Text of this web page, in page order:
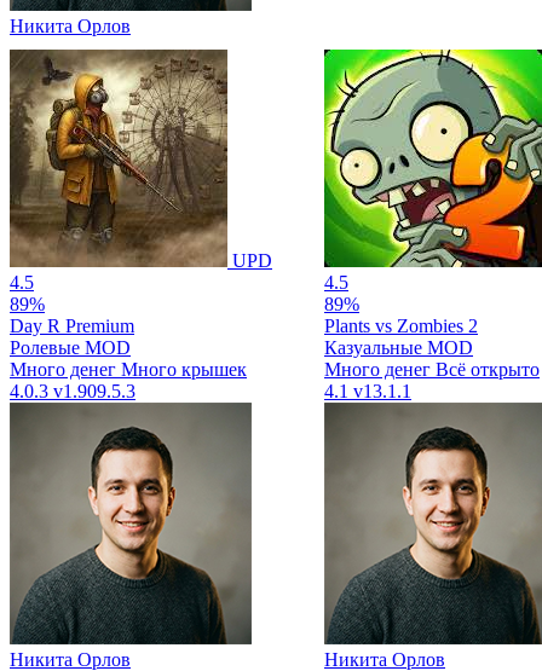
Никита Орлов
UPD
4.5
89%
Day R Premium
Ролевые MOD
Много денег Много крышек
4.0.3 v1.909.5.3
Никита Орлов
4.5
89%
Plants vs Zombies 2
Казуальные MOD
Много денег Всё открыто
4.1 v13.1.1
Никита Орлов